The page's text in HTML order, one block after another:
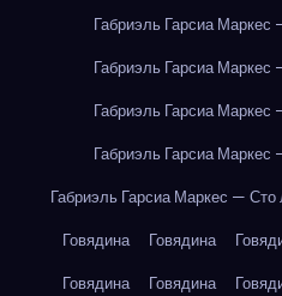
Габриэль Гарсиа Маркес
Габриэль Гарсиа Маркес
Габриэль Гарсиа Маркес
Габриэль Гарсиа Маркес
Габриэль Гарсиа Маркес — Сто
Говядина
Говядина
Говядина
Говядина